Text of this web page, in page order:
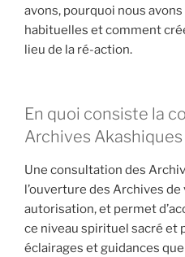
avons, pourquoi nous
habituelles et comment
lieu de la ré-action.
En quoi consiste la
Archives Akashiques
Une consultation des
l’ouverture des Archives
autorisation, et permet
ce niveau spirituel sacré et
éclairages et guidances